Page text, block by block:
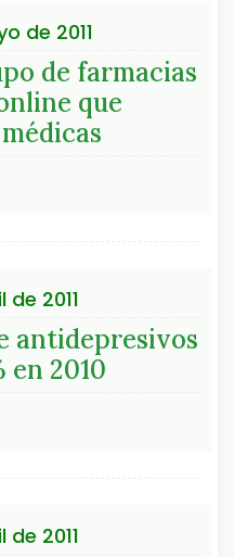
de 2011
de farmacias
que
2011
antidepresivos
en 2010
2011